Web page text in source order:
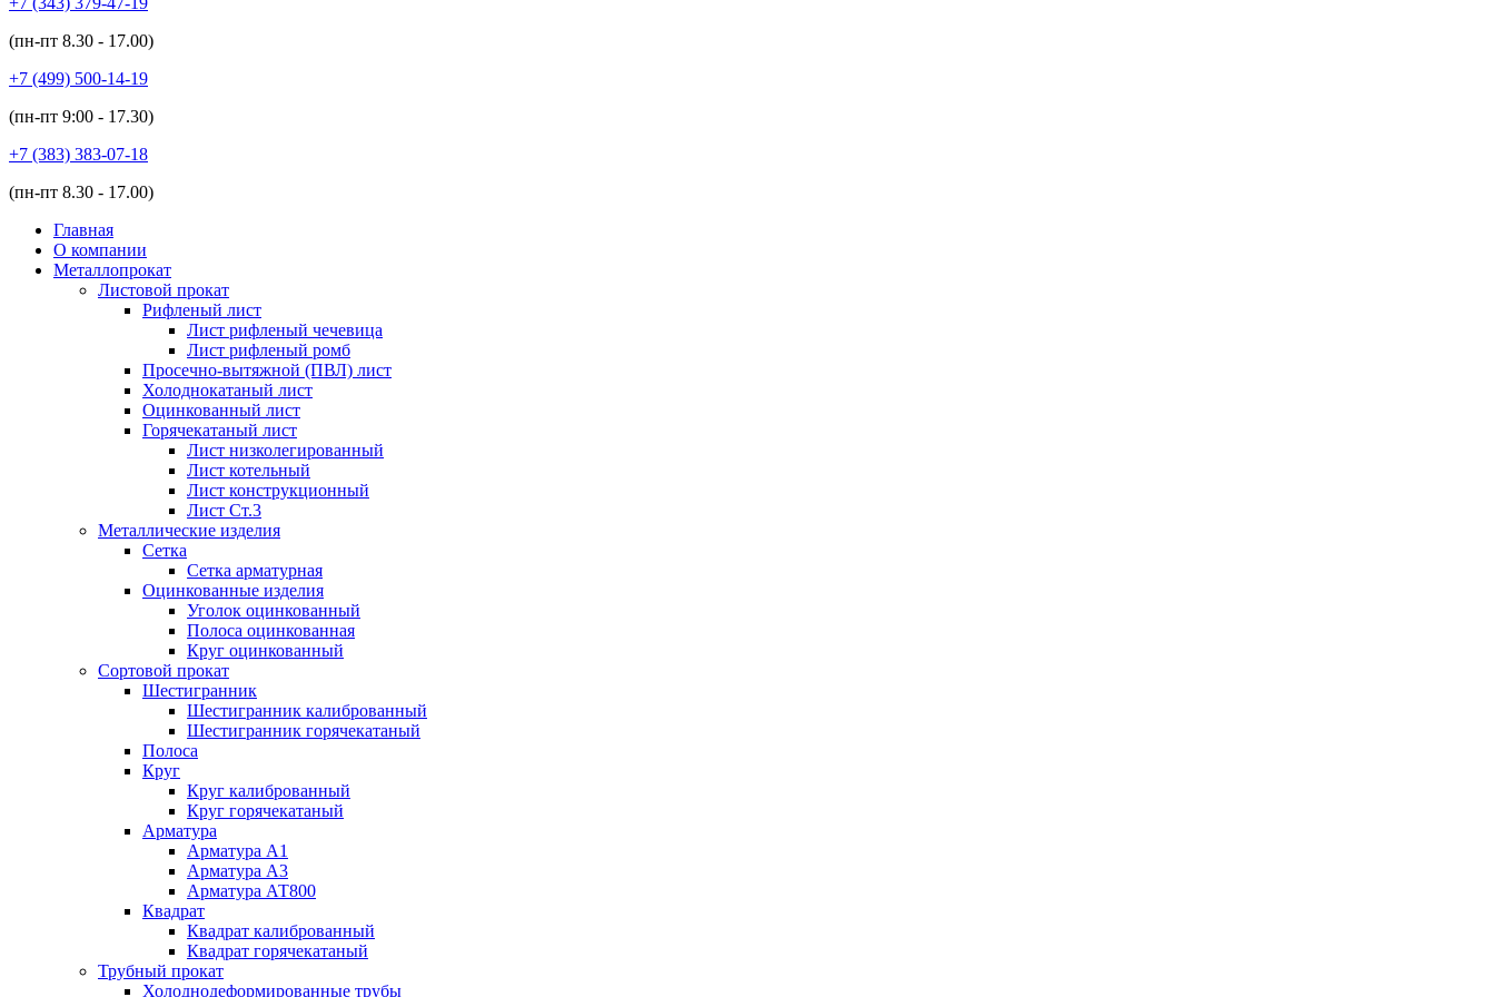
(пн-пт 8.30 - 17.00)
+7 (499) 500-14-19
(пн-пт 9:00 - 17.30)
+7 (383) 383-07-18
(пн-пт 8.30 - 17.00)
Главная
О компании
Металлопрокат
Листовой прокат
Рифленый лист
Лист рифленый чечевица
Лист рифленый ромб
Просечно-вытяжной (ПВЛ) лист
Холоднокатаный лист
Оцинкованный лист
Горячекатаный лист
Лист низколегированный
Лист котельный
Лист конструкционный
Лист Ст.3
Металлические изделия
Сетка
Сетка арматурная
Оцинкованные изделия
Уголок оцинкованный
Полоса оцинкованная
Круг оцинкованный
Сортовой прокат
Шестигранник
Шестигранник калиброванный
Шестигранник горячекатаный
Полоса
Круг
Круг калиброванный
Круг горячекатаный
Арматура
Арматура А1
Арматура А3
Арматура АТ800
Квадрат
Квадрат калиброванный
Квадрат горячекатаный
Трубный прокат
Холоднодеформированные трубы